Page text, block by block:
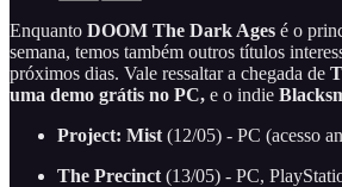
Enquanto DOOM The Dark Ages é o
semana, temos também outros títulos
próximos dias. Vale ressaltar a chegada de
uma demo grátis no PC, e o indie
Project: Mist (12/05) - PC (acesso
The Precinct (13/05) - PC,